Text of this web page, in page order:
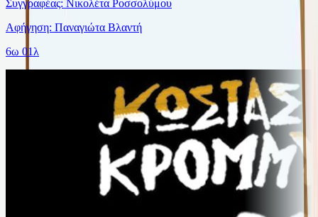
Συγγραφέας: Νικολέτα Ροσσολύμου
Αφήγηση: Παναγιώτα Βλαντή
6ω 01λ